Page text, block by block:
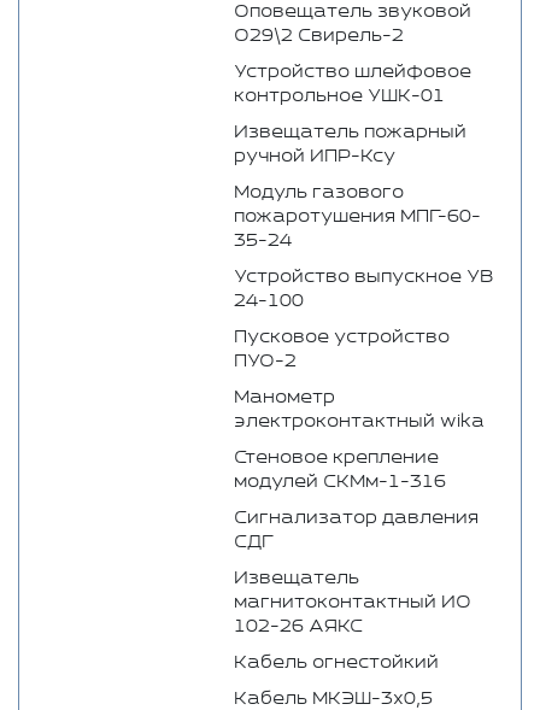
Оповещатель звуковой
О29\2 Свирель-2
Устройство шлейфовое
контрольное УШК-01
Извещатель пожарный
ручной ИПР-Ксу
Модуль газового
пожаротушения МПГ-60-
35-24
Устройство выпускное УВ
24-100
Пусковое устройство
ПУО-2
Манометр
электроконтактный wika
Стеновое крепление
модулей СКМм-1-316
Сигнализатор давления
СДГ
Извещатель
магнитоконтактный ИО
102-26 АЯКС
Кабель огнестойкий
Кабель МКЭШ-3х0,5